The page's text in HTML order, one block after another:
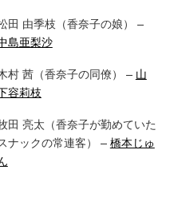
田 由季枝（香奈子の娘） –
島亜梨沙
村 茜（香奈子の同僚） – 山
容莉枝
田 亮太（香奈子が勤めていた
ナックの常連客） –橋本じゅ